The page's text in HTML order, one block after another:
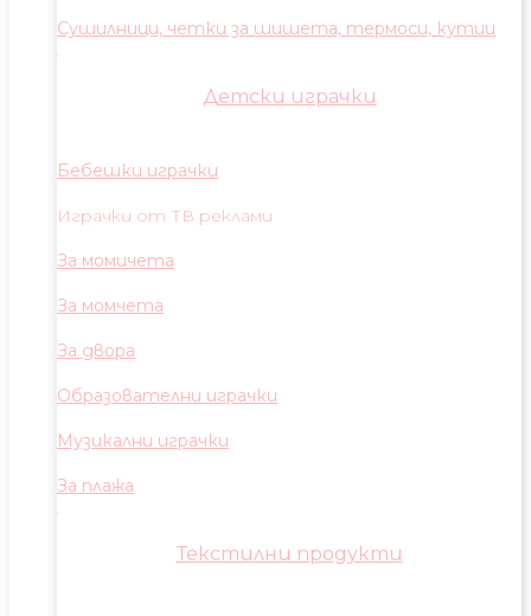
Сушилници, четки за шишета, термоси, кутии
Детски играчки
Бебешки играчки
Играчки от ТВ реклами
За момичета
За момчета
За двора
Образователни играчки
Музикални играчки
За плажа
Текстилни продукти